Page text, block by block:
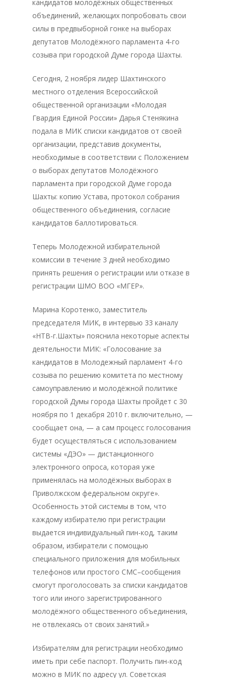
кандидатов молодёжных общественных
объединений, желающих попробовать свои
силы в предвыборной гонке на выборах
депутатов Молодёжного парламента 4-го
созыва при городской Думе города Шахты.
Сегодня, 2 ноября лидер Шахтинского
местного отделения Всероссийской
общественной организации «Молодая
Гвардия Единой России» Дарья Стенякина
подала в МИК списки кандидатов от своей
организации, представив документы,
необходимые в соответствии с Положением
о выборах депутатов Молодёжного
парламента при городской Думе города
Шахты: копию Устава, протокол собрания
общественного объединения, согласие
кандидатов баллотироваться.
Теперь Молодежной избирательной
комиссии в течение 3 дней необходимо
принять решения о регистрации или отказе в
регистрации ШМО ВОО «МГЕР».
Марина Коротенко, заместитель
председателя МИК, в интервью 33 каналу
«НТВ-г.Шахты» пояснила некоторые аспекты
деятельности МИК: «Голосование за
кандидатов в Молодежный парламент 4-го
созыва по решению комитета по местному
самоуправлению и молодёжной политике
городской Думы города Шахты пройдет с 30
ноября по 1 декабря 2010 г. включительно, —
сообщает она, — а сам процесс голосования
будет осуществляться с использованием
системы «ДЭО» — дистанционного
электронного опроса, которая уже
применялась на молодёжных выборах в
Приволжском федеральном округе».
Особенность этой системы в том, что
каждому избирателю при регистрации
выдается индивидуальный пин-код, таким
образом, избиратели с помощью
специального приложения для мобильных
телефонов или простого СМС–сообщения
смогут проголосовать за списки кандидатов
того или иного зарегистрированного
молодёжного общественного объединения,
не отвлекаясь от своих занятий.»
Избирателям для регистрации необходимо
иметь при себе паспорт. Получить пин-код
можно в МИК по адресу ул. Советская